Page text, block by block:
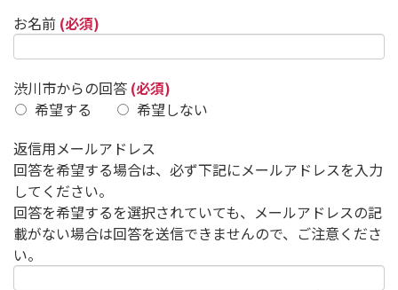
お名前 (必須)
渋川市からの回答 (必須)
希望する
希望しない
返信用メールアドレス
回答を希望する場合は、必ず下記にメールアドレスを入力
してください。
回答を希望するを選択されていても、メールアドレスの記
載がない場合は回答を送信できませんので、ご注意くださ
い。